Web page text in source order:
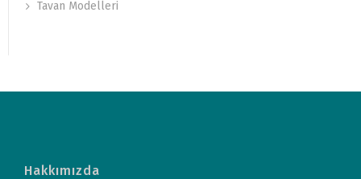
Tavan Modelleri
Hakkımızda